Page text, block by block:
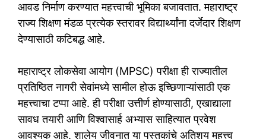
आवड निर्माण करण्यात महत्त्वाची भूमिका बजावतात. महाराष्ट्र
राज्य शिक्षण मंडळ प्रत्येक स्तरावर विद्यार्थ्यांना दर्जेदार शिक्षण
देण्यासाठी कटिबद्ध आहे.
महाराष्ट्र लोकसेवा आयोग (MPSC) परीक्षा ही राज्यातील
प्रतिष्ठित नागरी सेवांमध्ये सामील होऊ इच्छिणाऱ्यांसाठी एक
महत्त्वाचा टप्पा आहे. ही परीक्षा उत्तीर्ण होण्यासाठी, एखाद्याला
सावध तयारी आणि विश्वासार्ह अभ्यास साहित्यात प्रवेश
आवश्यक आहे. शालेय जीवनात या पुस्तकांचे अतिशय महत्त्व